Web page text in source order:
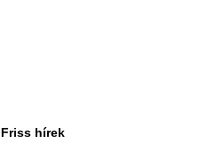
Friss hírek